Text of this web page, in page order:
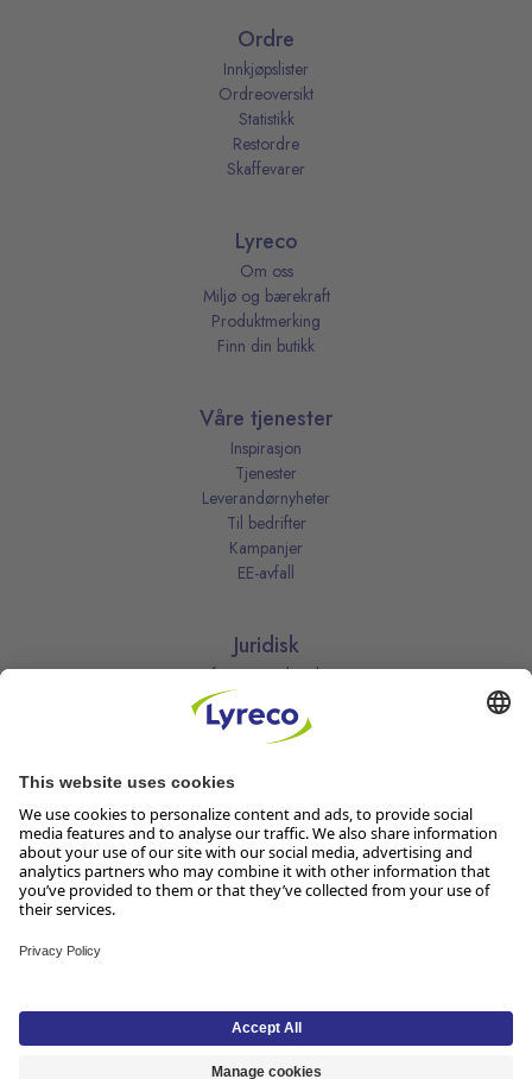
Ordre
Innkjøpslister
Ordreoversikt
Statistikk
Restordre
Skaffevarer
Lyreco
Om oss
Miljø og bærekraft
Produktmerking
Finn din butikk
Våre tjenester
Inspirasjon
Tjenester
Leverandørnyheter
Til bedrifter
Kampanjer
EE-avfall
Juridisk
Informasjonskapsler
Kjøpsbetingelser
Personvernerklæring
Vilkår
Vilkår for kundeklubben
Åpenhetsloven
Endre dine personvernsinnstillinger
Lyreco Norge AS, Solheimvn. 6-8, 1461 Lørenskog, Org.nr 916 950